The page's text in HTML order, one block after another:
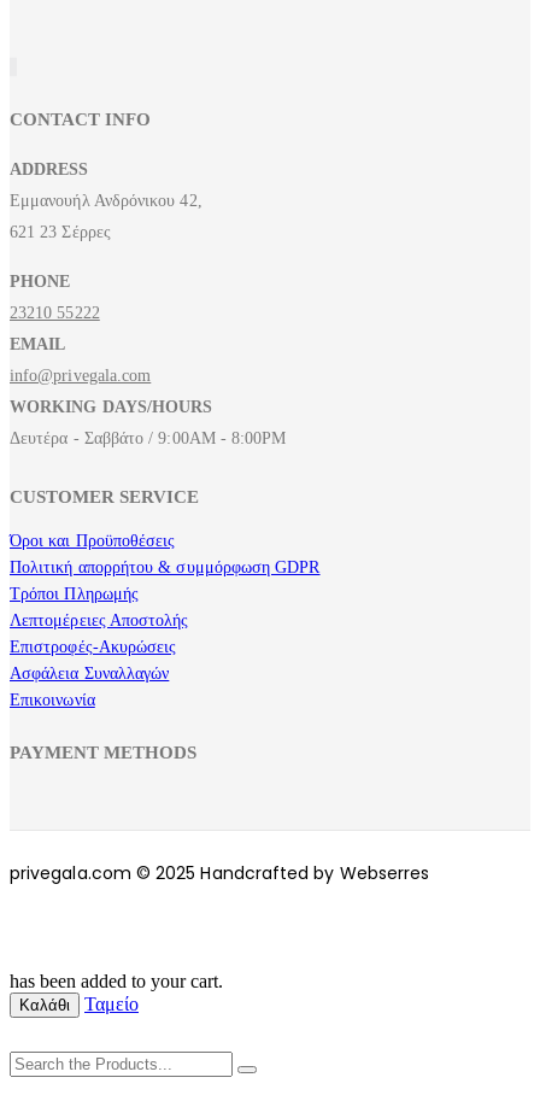
CONTACT INFO
ADDRESS
Εμμανουήλ Ανδρόνικου 42,
621 23 Σέρρες
PHONE
23210 55222
EMAIL
info@privegala.com
WORKING DAYS/HOURS
Δευτέρα - Σαββάτο / 9:00AM - 8:00PM
CUSTOMER SERVICE
Όροι και Προϋποθέσεις
Πολιτική απορρήτου & συμμόρφωση GDPR
Τρόποι Πληρωμής
Λεπτομέρειες Αποστολής
Επιστροφές-Ακυρώσεις
Ασφάλεια Συναλλαγών
Επικοινωνία
PAYMENT METHODS
privegala.com © 2025 Handcrafted by Webserres
has been added to your cart.
Καλάθι Ταμείο